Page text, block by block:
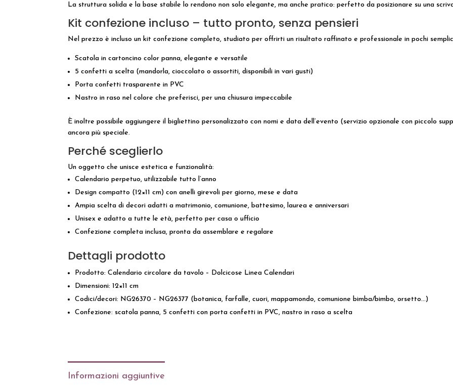
La struttura solida e la base stabile lo rendono non solo elegante, ma anche pratico: perfetto da posizionare su una
Kit confezione incluso – tutto pronto, senza pensieri
Nel prezzo è incluso un kit confezione completo, studiato per offrirti un risultato raffinato e professionale in pochi
Scatola in cartoncino color panna, elegante e versatile
5 confetti a scelta (mandorla, cioccolato o assortiti, disponibili in vari gusti)
Porta confetti trasparente in PVC
Nastro in raso nel colore che preferisci, per una chiusura impeccabile
È inoltre possibile aggiungere il bigliettino personalizzato con nomi e data dell’evento (servizio opzionale con piccolo
ancora più speciale.
Perché sceglierlo
Un oggetto che unisce estetica e funzionalità:
Calendario perpetuo, utilizzabile tutto l’anno
Design compatto (12×11 cm) con anelli girevoli per giorno, mese e data
Ampia scelta di decori adatti a matrimonio, comunione, battesimo, laurea e anniversari
Unisex e adatto a tutte le età, perfetto per casa o ufficio
Confezione completa inclusa, pronta da assemblare e regalare
Dettagli prodotto
Prodotto: Calendario circolare da tavolo – Dolcicose Linea Calendari
Dimensioni: 12×11 cm
Codici/decori: NG26370 – NG26377 (botanica, farfalle, cuori, mappamondo, comunione bimba/bimbo, orsetto…)
Confezione: scatola panna, 5 confetti con porta confetti in PVC, nastro in raso a scelta
Informazioni aggiuntive